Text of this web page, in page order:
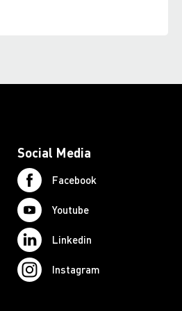
Social Media
Facebook
Youtube
Linkedin
Instagram